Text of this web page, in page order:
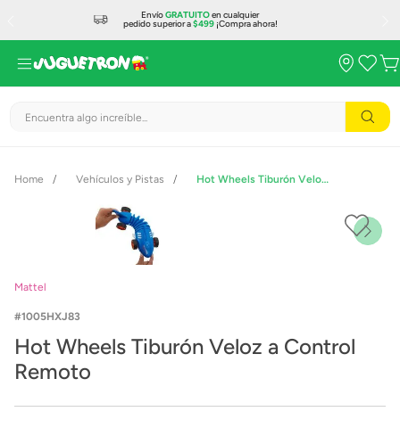
EnvíoGRATUITOen cualquier
pedido superior a$499¡Compra ahora!
Encuentra algo increíble...
Vehículos y Pistas Hot Wheels Tiburón Veloz a Control Remoto
Mattel
1005HXJ83
Hot Wheels Tiburón Veloz a Control
Remoto